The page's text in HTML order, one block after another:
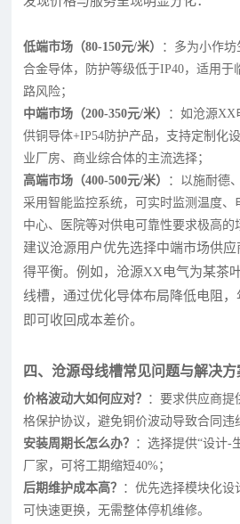
低端市场（80-150元/米）
：多为小作
合金导体，防护等级低于IP40，适用于
路风险；
中端市场（200-350元/米）
：如沧源XX
供铜导体+IP54防护产品，支持定制化
业厂房、商业综合体的主流选择；
高端市场（400-500元/米）
：以施耐德
采用智能监控系统，可实时监测温度、
中心、医院等对供电可靠性要求极高的
建议沧源用户优先选择中端市场供
得平衡。例如，沧源XX电气为某茶
线槽，通过优化导体布局降低电阻
即可收回成本差价。
四、沧源母线槽常见问题与解决方
价格波动大如何应对？ ：要求供应商提
格保护协议，避免铜价波动导致合同违
安装周期长怎么办？ ：选择提供“设计-
厂家，可将工期缩短40%；
后期维护成本高？ ：优先选择模块化
可快速更换，无需整体停机维修。